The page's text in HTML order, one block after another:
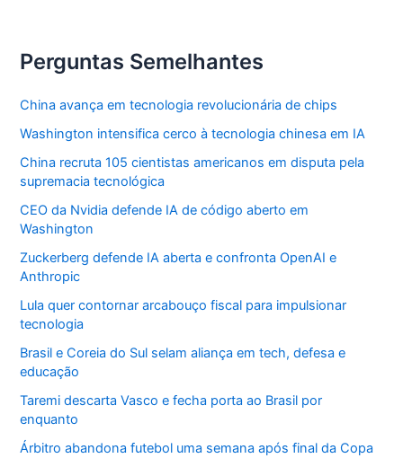
Perguntas Semelhantes
China avança em tecnologia revolucionária de chips
Washington intensifica cerco à tecnologia chinesa em IA
China recruta 105 cientistas americanos em disputa pela
supremacia tecnológica
CEO da Nvidia defende IA de código aberto em
Washington
Zuckerberg defende IA aberta e confronta OpenAI e
Anthropic
Lula quer contornar arcabouço fiscal para impulsionar
tecnologia
Brasil e Coreia do Sul selam aliança em tech, defesa e
educação
Taremi descarta Vasco e fecha porta ao Brasil por
enquanto
Árbitro abandona futebol uma semana após final da Copa